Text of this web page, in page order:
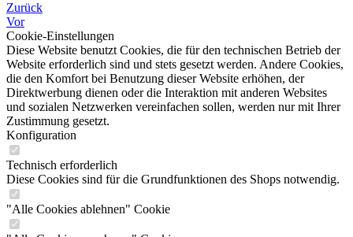
Zurück
Vor
Cookie-Einstellungen
Diese Website benutzt Cookies, die für den technischen Betrieb der
Website erforderlich sind und stets gesetzt werden. Andere Cookies,
die den Komfort bei Benutzung dieser Website erhöhen, der
Direktwerbung dienen oder die Interaktion mit anderen Websites
und sozialen Netzwerken vereinfachen sollen, werden nur mit Ihrer
Zustimmung gesetzt.
Konfiguration
Technisch erforderlich
Diese Cookies sind für die Grundfunktionen des Shops notwendig.
"Alle Cookies ablehnen" Cookie